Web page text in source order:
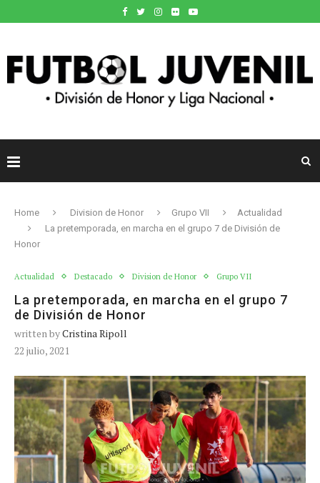
Home Division de Honor Grupo VII
Actualidad
La pretemporada, en marcha en el grupo 7 de División de
Honor
Actualidad Destacado Division de Honor Grupo VII
La pretemporada, en marcha en el grupo 7
de División de Honor
written byCristina Ripoll
22 julio, 2021